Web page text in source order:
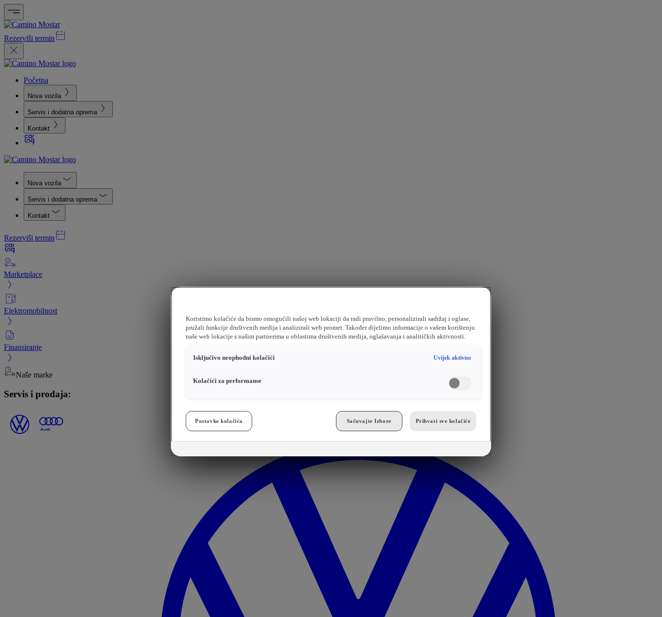
Rezerviši termin
Početna
Nova vozila
Servis i dodatna oprema
Kontakt
Nova vozila
Servis i dodatna oprema
Kontakt
Rezerviši termin
Marketplace
Elektromobilnost
Finansiranje
Naše marke
Servis i prodaja:
Koristimo kolačiće da bismo omogućili našoj web lokaciji da radi pravilno, personalizirali sadržaj i oglase,
pružali funkcije društvenih medija i analizirali web promet. Također dijelimo informacije o vašem korištenju
naše web lokacije s našim partnerima u oblastima društvenih medija, oglašavanja i analitičkih aktivnosti.
Isključivo neophodni kolačići Uvijek aktivno
Kolačići za performanse
Postavke kolačića Sačuvajte Izbore Prihvati sve kolačiće